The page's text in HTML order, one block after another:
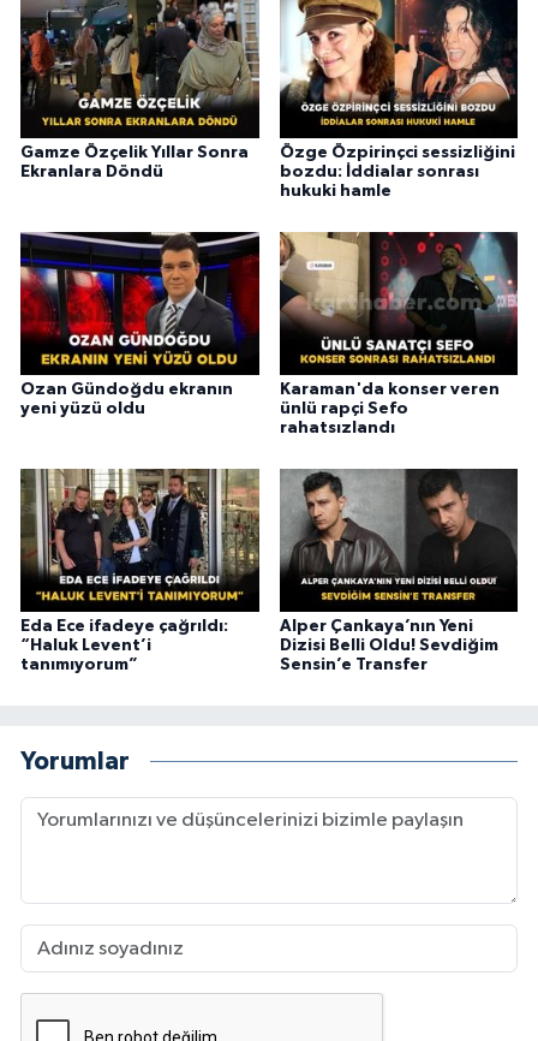
Gamze Özçelik Yıllar Sonra
Ekranlara Döndü
Özge Özpirinçci sessizliğini
bozdu: İddialar sonrası
hukuki hamle
Ozan Gündoğdu ekranın
yeni yüzü oldu
Karaman'da konser veren
ünlü rapçi Sefo
rahatsızlandı
Eda Ece ifadeye çağrıldı:
“Haluk Levent’i
tanımıyorum”
Alper Çankaya’nın Yeni
Dizisi Belli Oldu! Sevdiğim
Sensin’e Transfer
Yorumlar